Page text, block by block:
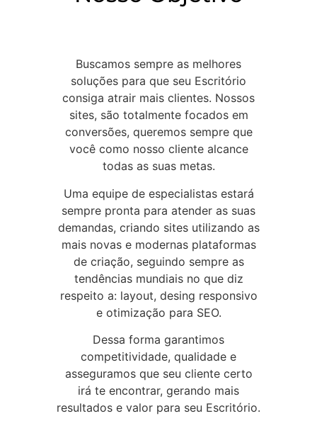
Buscamos sempre as melhores
soluções para que seu Escritório
consiga atrair mais clientes. Nossos
sites, são totalmente focados em
conversões, queremos sempre que
você como nosso cliente alcance
todas as suas metas.
Uma equipe de especialistas estará
sempre pronta para atender as suas
demandas, criando sites utilizando as
mais novas e modernas plataformas
de criação, seguindo sempre as
tendências mundiais no que diz
respeito a: layout, desing responsivo
e otimização para SEO.
Dessa forma garantimos
competitividade, qualidade e
asseguramos que seu cliente certo
irá te encontrar, gerando mais
resultados e valor para seu Escritório.